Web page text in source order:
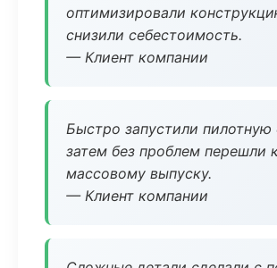
оптимизировали
снизили себестоимость.
— Клиент компании
Быстро запустили пилотную
затем без проблем перешли
массовому выпуску.
— Клиент компании